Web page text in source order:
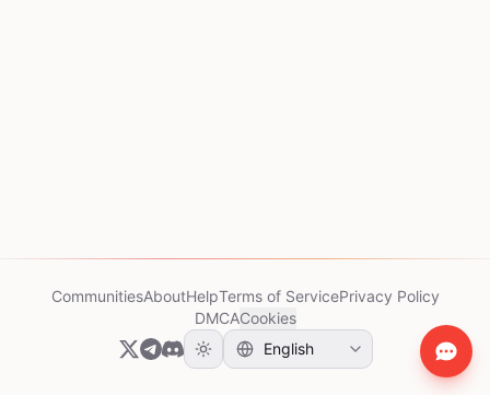
CommunitiesAboutHelpTerms of ServicePrivacy Policy
DMCACookies